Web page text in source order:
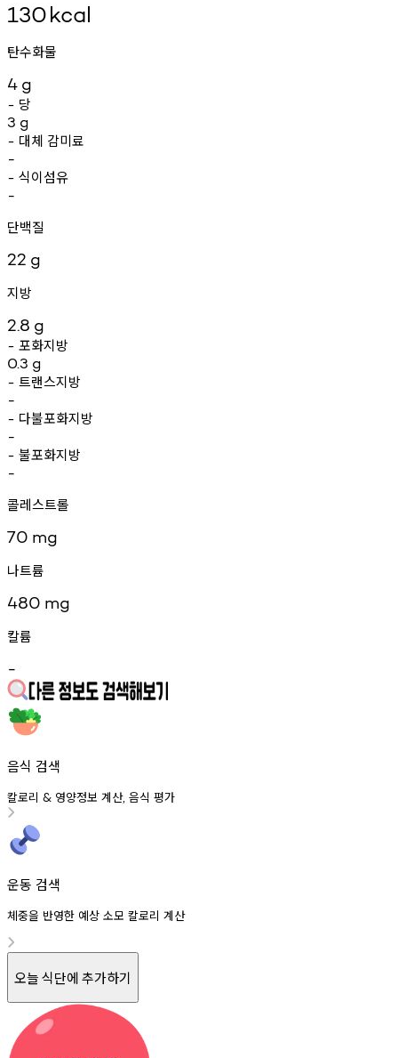
130kcal
탄수화물
4 g
- 당
3 g
- 대체 감미료
-
- 식이섬유
-
단백질
22 g
지방
2.8 g
- 포화지방
0.3 g
- 트랜스지방
-
- 다불포화지방
-
- 불포화지방
-
콜레스트롤
70 mg
나트륨
480 mg
칼륨
-
음식 검색
칼로리 & 영양정보 계산, 음식 평가
운동 검색
체중을 반영한 예상 소모 칼로리 계산
오늘 식단에 추가하기